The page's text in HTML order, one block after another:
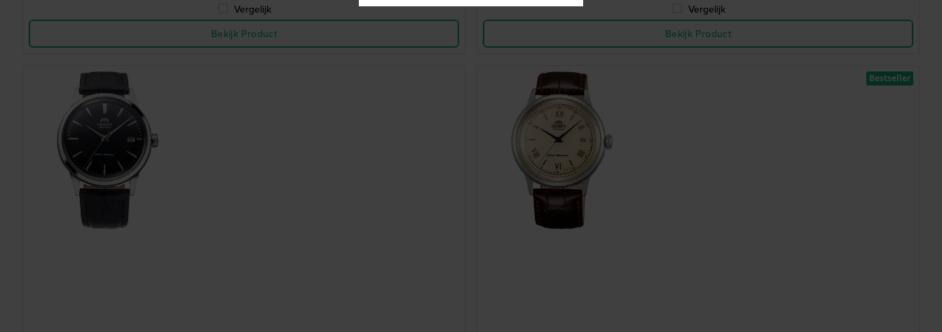
Vergelijk
Bekijk Product
Vergelijk
Bekijk Product
Bestseller